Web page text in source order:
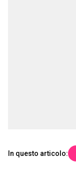
In questo articolo: